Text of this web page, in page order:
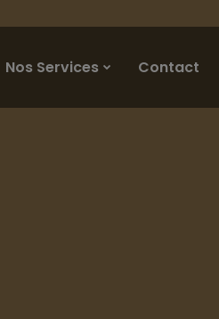
Nos Services Contact